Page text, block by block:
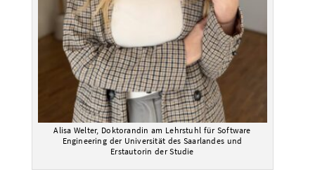
Alisa Welter, Doktorandin am Lehrstuhl für Software
Engineering der Universität des Saarlandes und
Erstautorin der Studie